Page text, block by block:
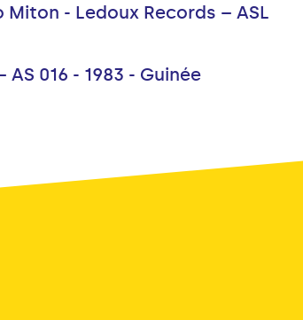
Miton - Ledoux Records – ASL
016 - 1983 - Guinée